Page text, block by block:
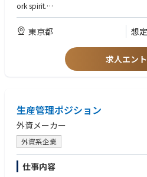
• Communicate/discuss IT/
s and experts in Japanese practically
Read/write scientific documents
• Communicate, and discuss IT/
【その他 / Others】
＜必須 / Mandatory＞
• Communicate with external experts to
ironment in AZ KK
• Learn new methodology and
ng and neural network
・Ensures compliance with all statutory
・Other duties and projects may be
ork spirit.
【尚可】
・A series of knowledge and
nd accounts payable.
・Communication in English for both
東京都 想
求人エン
生産管理ポジション
外資メーカー
外資系企業
仕事内容